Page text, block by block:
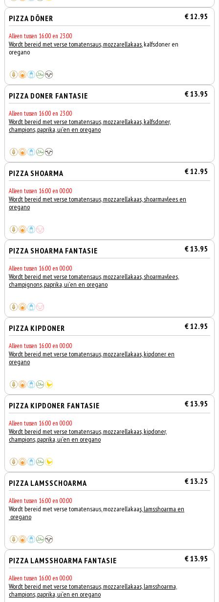
PIZZA DÖNER € 12.95
Alleen tussen 16:00 en 23:00
Wordt bereid met verse tomatensaus, mozzarellakaas, kalfsdoner en
oregano
PIZZA DONER FANTASIE € 13.95
Alleen tussen 16:00 en 23:00
Wordt bereid met verse tomatensaus, mozzarellakaas, kalfsdoner,
champions, paprika, ui'en en oregano
PIZZA SHOARMA € 12.95
Alleen tussen 16:00 en 00:00
Wordt bereid met verse tomatensaus, mozzarellakaas, shoarmavlees en
oregano
PIZZA SHOARMA FANTASIE € 13.95
Alleen tussen 16:00 en 00:00
Wordt bereid met verse tomatensaus, mozzarellakaas, shoarmavlees,
champignons, paprika, ui'en en oregano
PIZZA KIPDONER € 12.95
Alleen tussen 16:00 en 00:00
Wordt bereid met verse tomatensaus, mozzarellakaas, kipdoner en
oregano
PIZZA KIPDONER FANTASIE € 13.95
Alleen tussen 16:00 en 00:00
Wordt bereid met verse tomatensaus, mozzarellakaas, kipdoner,
champions, paprika, ui'en en oregano
PIZZA LAMSSCHOARMA € 13.25
Alleen tussen 16:00 en 00:00
Wordt bereid met verse tomatensaus, mozzarellakaas, lamsshoarma en
oregano
PIZZA LAMSSHOARMA FANTASIE € 13.95
Alleen tussen 16:00 en 00:00
Wordt bereid met verse tomatensaus, mozzarellakaas, lamsshoarma,
champions, paprika, ui'en en oregano